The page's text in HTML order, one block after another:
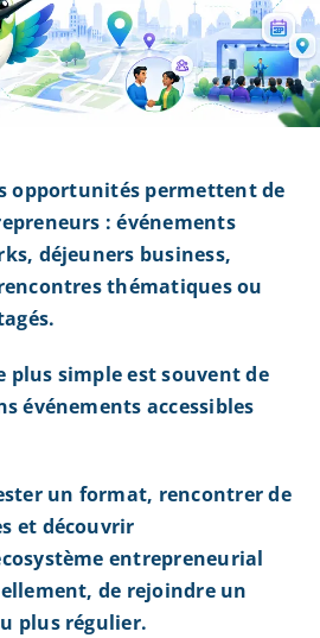
opportunités permettent de
: événements
déjeuners business,
thématiques ou
plus simple est souvent de
événements accessibles
un format, rencontrer de
et découvrir
entrepreneurial
de rejoindre un
plus régulier.